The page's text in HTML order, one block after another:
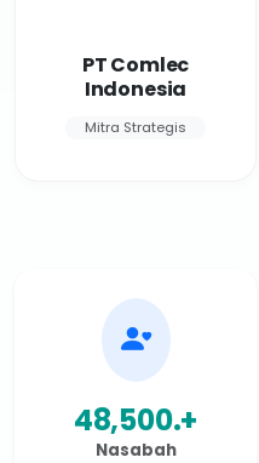
PT Comlec
Indonesia
Mitra Strategis
50,000.+
Nasabah